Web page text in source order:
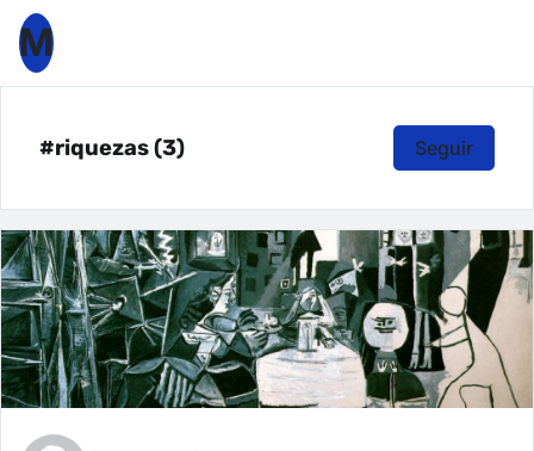
M
#riquezas (3) Seguir